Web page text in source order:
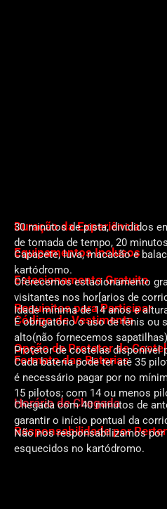
Duração da Experiência
30 minutos de pista, divididos
de tomada de tempo, 20
Equipamentos Inclusos
Capacete, luva, macacão e
kartódromo.
Estacionamento Gratuito
Oferecemos estacionamento
visitantes nos hor[arios de
Requisitos para Participar
Idade mínima de 14 anos e
Código de Vestimenta
É obrigatório o uso de tênis ou
alto(não fornecemos
Opção de Protetor de
Protetor de costelas disponível
Formato das Baterias
Cada bateria pode ter até 35
é necessário pagar por no
15 pilotos; com 14 ou menos
Horário de Chegada
Chegada com 40 minutos de
garantir o início pontual da
Responsabilidade por
Não nos responsabilizamos
esquecidos no kartódromo.